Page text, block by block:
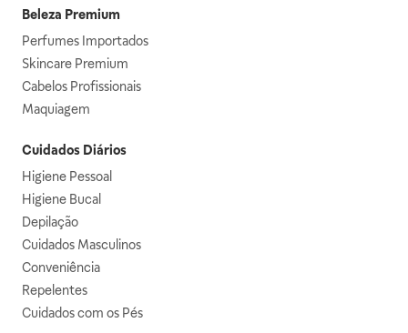
Beleza Premium
Perfumes Importados
Skincare Premium
Cabelos Profissionais
Maquiagem
Cuidados Diários
Higiene Pessoal
Higiene Bucal
Depilação
Cuidados Masculinos
Conveniência
Repelentes
Cuidados com os Pés